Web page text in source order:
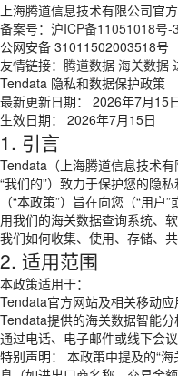
上海腾道信息技术有限公司官
备案号： 沪ICP备11051018号-3
公网安备 31011502003518号
友情链接： 腾道数据 海关数据
Tendata 隐私和数据保护政策
最新更新日期： 2026年7月15
生效日期： 2026年7月15日
1. 引言
Tendata（上海腾道信息技术有
“我们的”）致力于保护您的隐
（“本政策”）旨在向您（“用
用我们的海关数据查询系统、
我们如何收集、使用、存储、
2. 适用范围
本政策适用于：
Tendata官方网站及相关移动应
Tendata提供的海关数据智能分
通过电话、电子邮件或线下会议
特别声明： 本政策中提及的“